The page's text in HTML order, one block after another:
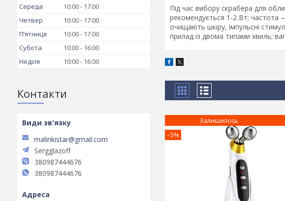
Під час вибору скрабера для
рекомендується 1-2 Вт; частота
очищають шкіру, імпульсні
прилад із двома типами хвиль;
–5%
Залишилось
Середа
10:00
17:00
Четвер
10:00
17:00
Пʼятниця
10:00
17:00
Субота
10:00
16:00
Неділя
10:00 16:00
Контакти
malinkistar@gmail.com
Sergglazoff
380987444676
380987444676